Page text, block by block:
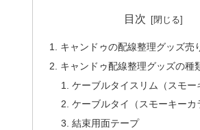
目次
キャンドゥの配線整理グッズ売
キャンドゥ配線整理グッズの種
ケーブルタイスリム（スモー
ケーブルタイ（スモーキーカ
結束用面テープ